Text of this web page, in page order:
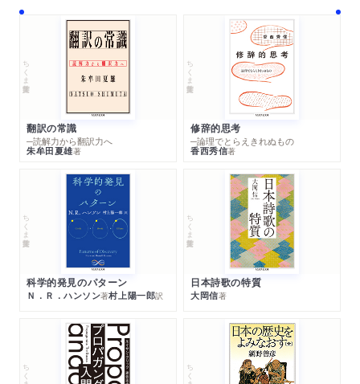
ちくま学芸文庫
翻訳の常識
─読解力から翻訳力へ
朱牟田夏雄著
ちくま学芸文庫
修辞的思考
─論理でとらえきれぬもの
香西秀信著
ちくま学芸文庫
科学的発見のパターン
Ｎ．Ｒ．ハンソン著村上陽一郎訳
ちくま学芸文庫
日本詩歌の特質
大岡信著
ちくま学芸文庫 ちくま学芸文庫